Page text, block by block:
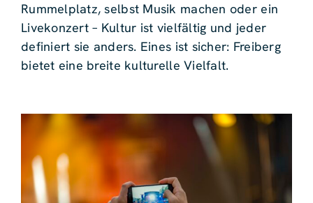
Rummelplatz, selbst Musik machen oder ein
Livekonzert – Kultur ist vielfältig und jeder
definiert sie anders. Eines ist sicher: Freiberg
bietet eine breite kulturelle Vielfalt.